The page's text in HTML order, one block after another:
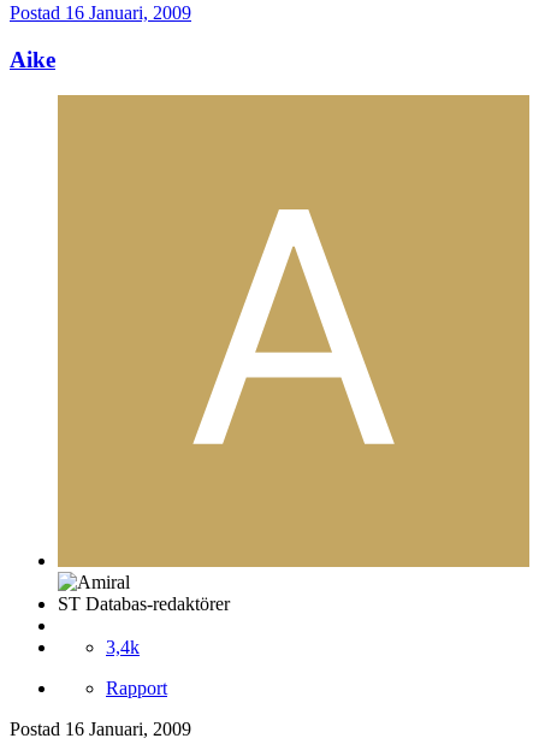
Postad 16 Januari, 2009
Aike
ST Databas-redaktörer
3,4k
Rapport
Postad 16 Januari, 2009